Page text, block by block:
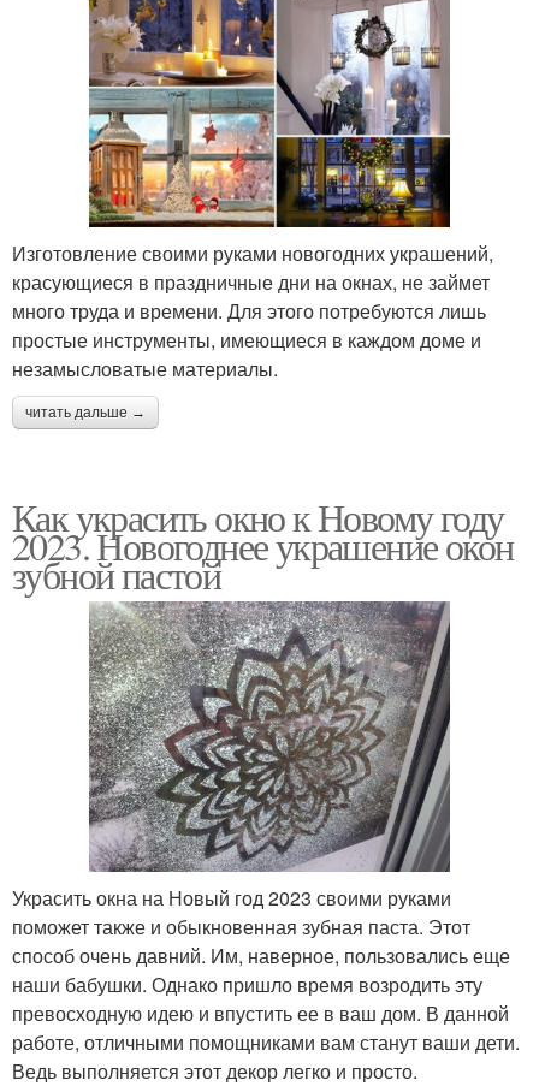
Изготовление своими руками новогодних украшений,
красующиеся в праздничные дни на окнах, не займет
много труда и времени. Для этого потребуются лишь
простые инструменты, имеющиеся в каждом доме и
незамысловатые материалы.
читать дальше →
Как украсить окно к Новому году
2023. Новогоднее украшение окон
зубной пастой
Украсить окна на Новый год 2023 своими руками
поможет также и обыкновенная зубная паста. Этот
способ очень давний. Им, наверное, пользовались еще
наши бабушки. Однако пришло время возродить эту
превосходную идею и впустить ее в ваш дом. В данной
работе, отличными помощниками вам станут ваши дети.
Ведь выполняется этот декор легко и просто.